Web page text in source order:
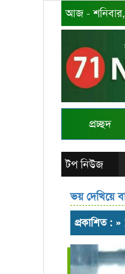
আজ - শনিবার,
প্রচ্ছদ
টপ নিউজ
ভয় দেখিয়ে
প্রকাশিত :